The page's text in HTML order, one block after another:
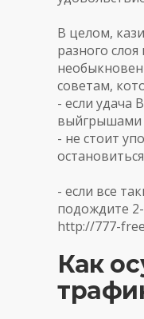
В целом,
разного слоя
советам,
- если удача
выйгрышами
- не стоит
остановиться
- если все
подождите 2-
http://777-
Как